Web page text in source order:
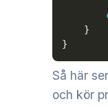
}
}
Så här
och kör